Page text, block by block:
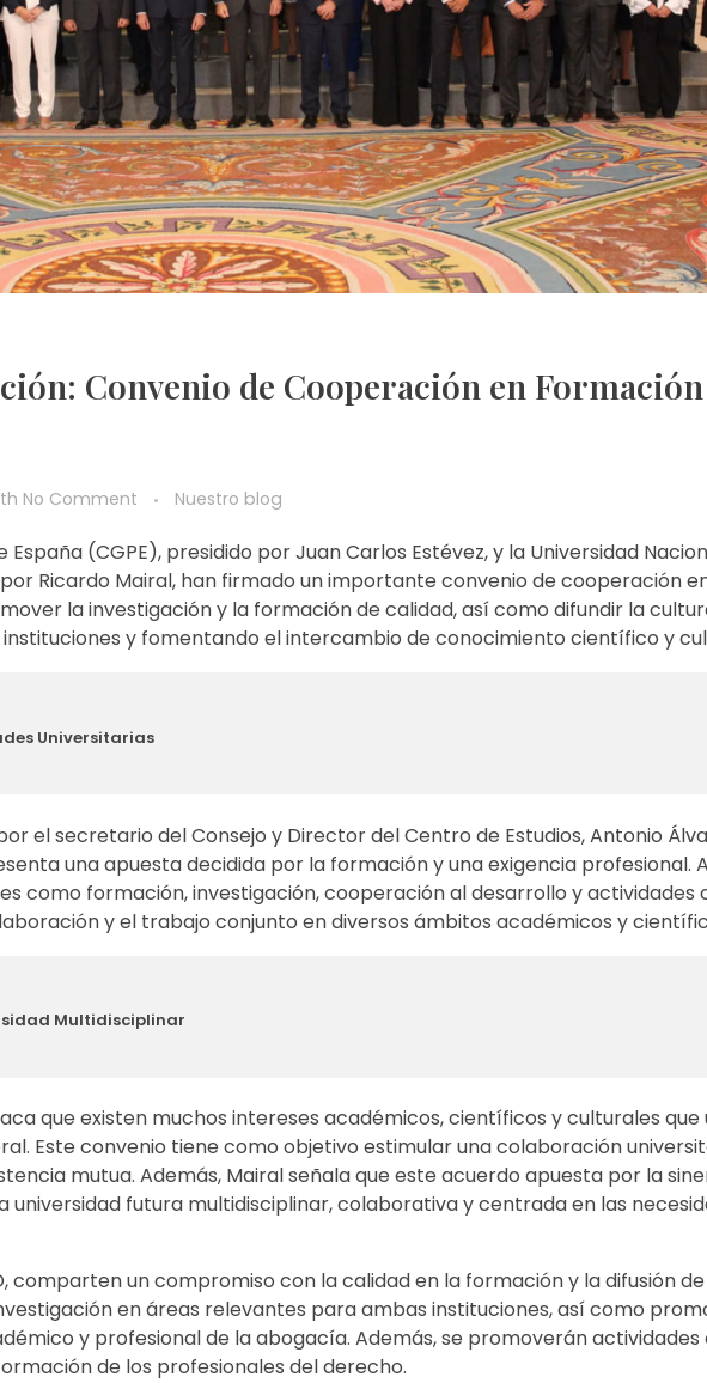
Convenio de Cooperación en
No Comment Nuestro blog
(CGPE), presidido por Juan Carlos Estévez, y la Universidad
por Ricardo Mairal, han firmado un importante convenio de cooperación
la investigación y la formación de calidad, así como difundir la
y fomentando el intercambio de conocimiento científico y
Universitarias
el secretario del Consejo y Director del Centro de Estudios, Antonio
una apuesta decidida por la formación y una exigencia profesional.
como formación, investigación, cooperación al desarrollo y actividades
y el trabajo conjunto en diversos ámbitos académicos y
Multidisciplinar
que existen muchos intereses académicos, científicos y culturales que
Este convenio tiene como objetivo estimular una colaboración
mutua. Además, Mairal señala que este acuerdo apuesta por la
universidad futura multidisciplinar, colaborativa y centrada en las
comparten un compromiso con la calidad en la formación y la difusión
en áreas relevantes para ambas instituciones, así como
y profesional de la abogacía. Además, se promoverán actividades
de los profesionales del derecho.